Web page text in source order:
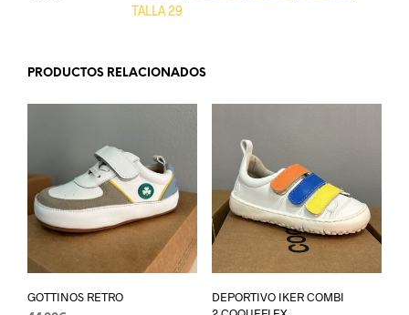
TALLA 29
PRODUCTOS RELACIONADOS
GOTTINOS RETRO
DEPORTIVO IKER COMBI